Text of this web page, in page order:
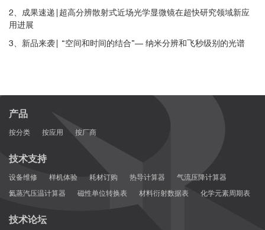
2、成果速递|超高分辨散射式近场光学显微镜在超快研究领域新应
用进展
3、新品来袭| “空间和时间的结合”— 纳米分辨和飞秒级别的光谱
产品
按分类 按应用 按厂商
技术支持
设备维修 样机体验 耗材订购 热导计算器
气流压降计算器
氦蒸汽压温计算器
磁性单位转换表 材料衍射数据表 化学元素周期表
技术论坛